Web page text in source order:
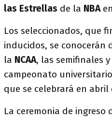
las Estrellas de la NBA
Los seleccionados, que
inducidos, se conocerán
la NCAA, las semifinales
campeonato
que se celebrará en abril
La ceremonia de ingreso